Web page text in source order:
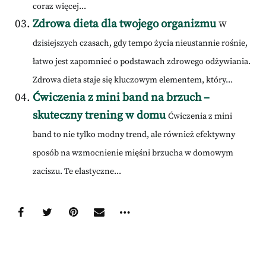
coraz więcej...
Zdrowa dieta dla twojego organizmu W
dzisiejszych czasach, gdy tempo życia nieustannie rośnie,
łatwo jest zapomnieć o podstawach zdrowego odżywiania.
Zdrowa dieta staje się kluczowym elementem, który...
Ćwiczenia z mini band na brzuch –
skuteczny trening w domu Ćwiczenia z mini
band to nie tylko modny trend, ale również efektywny
sposób na wzmocnienie mięśni brzucha w domowym
zaciszu. Te elastyczne...